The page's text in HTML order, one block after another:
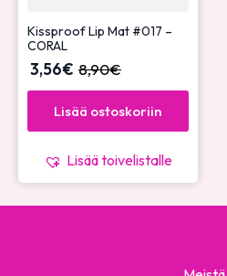
Kissproof Lip Mat #017 –
CORAL
8,90€
3,56€
Lisää ostoskoriin
Lisää toivelistalle